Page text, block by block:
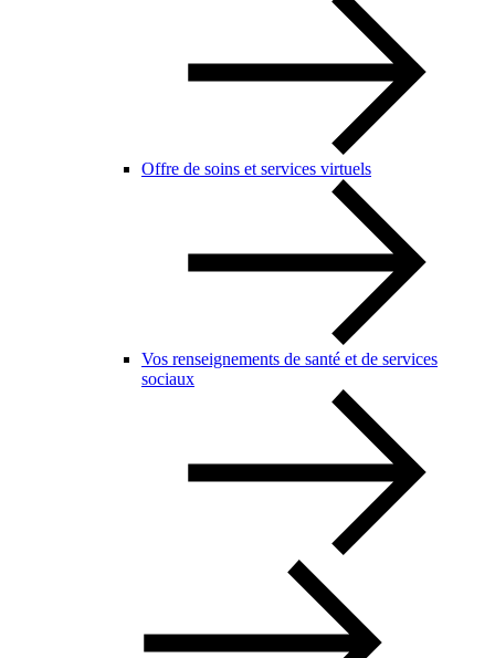
Offre de soins et services virtuels
Vos renseignements de santé et de services
sociaux